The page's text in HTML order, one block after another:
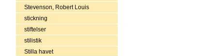
Stevenson, Robert Louis
stickning
stiftelser
stilistik
Stilla havet